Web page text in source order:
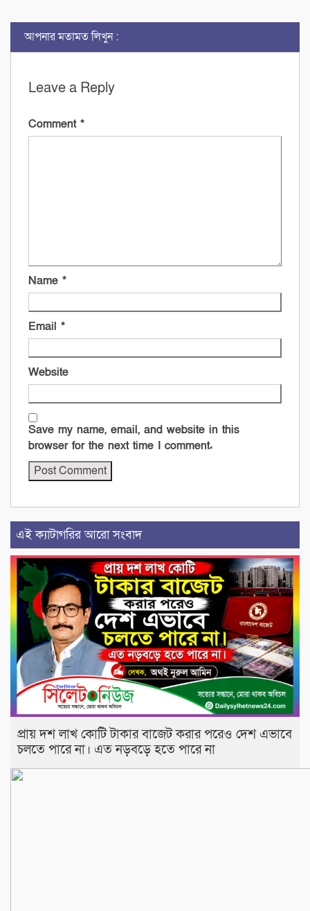
আপনার মতামত লিখুন :
Leave a Reply
Comment *
Name *
Email *
Website
Save my name, email, and website in this
browser for the next time I comment.
এই ক্যাটাগরির আরো সংবাদ
প্রায় দশ লাখ কোটি টাকার বাজেট করার পরেও দেশ এভাবে
চলতে পারে না। এত নড়বড়ে হতে পারে না